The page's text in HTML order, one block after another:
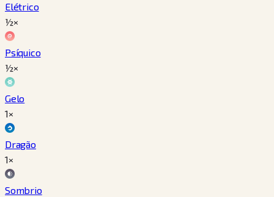
Elétrico
½×
Psíquico
½×
Gelo
1×
Dragão
1×
Sombrio